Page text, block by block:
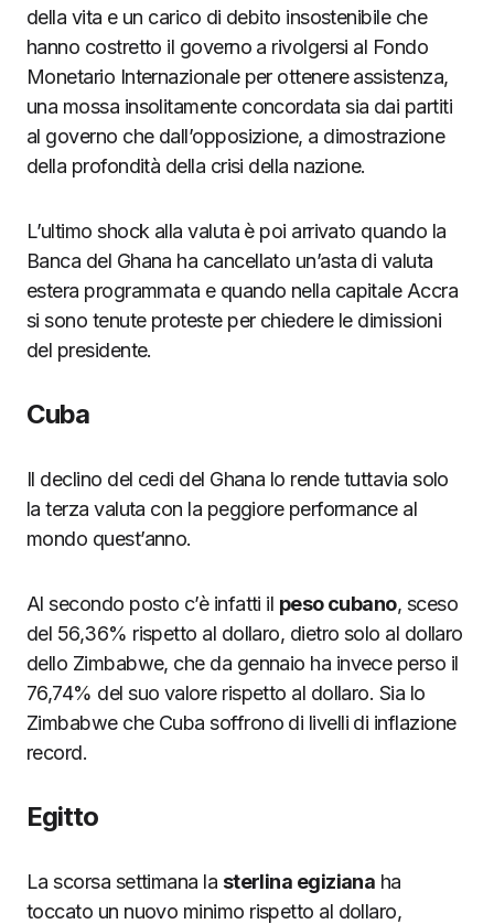
della vita e un carico di debito insostenibile che
hanno costretto il governo a rivolgersi al Fondo
Monetario Internazionale per ottenere assistenza,
una mossa insolitamente concordata sia dai partiti
al governo che dall’opposizione, a dimostrazione
della profondità della crisi della nazione.
L’ultimo shock alla valuta è poi arrivato quando la
Banca del Ghana ha cancellato un’asta di valuta
estera programmata e quando nella capitale Accra
si sono tenute proteste per chiedere le dimissioni
del presidente.
Cuba
Il declino del cedi del Ghana lo rende tuttavia solo
la terza valuta con la peggiore performance al
mondo quest’anno.
Al secondo posto c’è infatti il peso cubano, sceso
del 56,36% rispetto al dollaro, dietro solo al dollaro
dello Zimbabwe, che da gennaio ha invece perso il
76,74% del suo valore rispetto al dollaro. Sia lo
Zimbabwe che Cuba soffrono di livelli di inflazione
record.
Egitto
La scorsa settimana la sterlina egiziana ha
toccato un nuovo minimo rispetto al dollaro,